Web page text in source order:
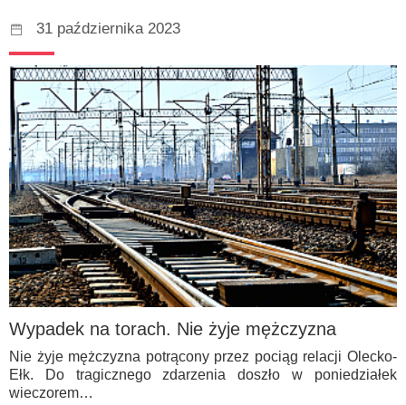
31 października 2023
Wypadek na torach. Nie żyje mężczyzna
Nie żyje mężczyzna potrącony przez pociąg relacji Olecko-
Ełk. Do tragicznego zdarzenia doszło w poniedziałek
wieczorem…